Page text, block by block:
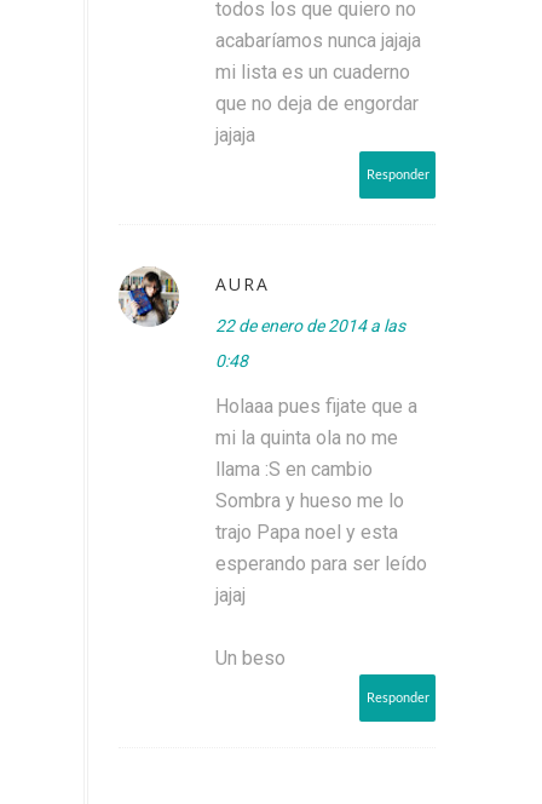
todos los que quiero no
acabaríamos nunca jajaja
mi lista es un cuaderno
que no deja de engordar
jajaja
Responder
AURA
22 de enero de 2014 a las
0:48
Holaaa pues fijate que a
mi la quinta ola no me
llama :S en cambio
Sombra y hueso me lo
trajo Papa noel y esta
esperando para ser leído
jajaj
Un beso
Responder